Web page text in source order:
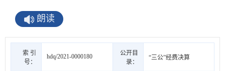
朗读
索 引
号：
hdq/2021-0000180
公开目
录：
“三公”经费决算